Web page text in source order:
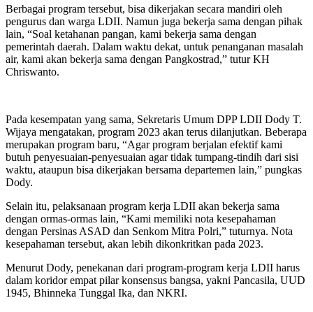
Berbagai program tersebut, bisa dikerjakan secara mandiri oleh
pengurus dan warga LDII. Namun juga bekerja sama dengan pihak
lain, “Soal ketahanan pangan, kami bekerja sama dengan
pemerintah daerah. Dalam waktu dekat, untuk penanganan masalah
air, kami akan bekerja sama dengan Pangkostrad,” tutur KH
Chriswanto.
Pada kesempatan yang sama, Sekretaris Umum DPP LDII Dody T.
Wijaya mengatakan, program 2023 akan terus dilanjutkan. Beberapa
merupakan program baru, “Agar program berjalan efektif kami
butuh penyesuaian-penyesuaian agar tidak tumpang-tindih dari sisi
waktu, ataupun bisa dikerjakan bersama departemen lain,” pungkas
Dody.
Selain itu, pelaksanaan program kerja LDII akan bekerja sama
dengan ormas-ormas lain, “Kami memiliki nota kesepahaman
dengan Persinas ASAD dan Senkom Mitra Polri,” tuturnya. Nota
kesepahaman tersebut, akan lebih dikonkritkan pada 2023.
Menurut Dody, penekanan dari program-program kerja LDII harus
dalam koridor empat pilar konsensus bangsa, yakni Pancasila, UUD
1945, Bhinneka Tunggal Ika, dan NKRI.